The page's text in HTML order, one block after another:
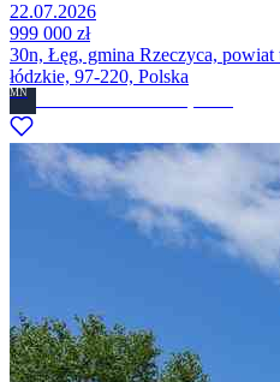
22.07.2026
999 000 zł
30n, Łęg, gmina Rzeczyca,
łódzkie, 97-220, Polska
MN